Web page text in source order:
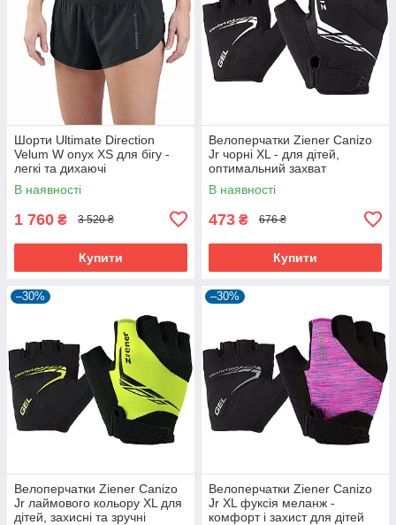
Шорти Ultimate Direction
Velum W onyx XS для бігу -
легкі та дихаючі
В наявності
1 760 ₴ 3 520 ₴
Купити
Велоперчатки Ziener Canizo
Jr чорні XL - для дітей,
оптимальний захват
В наявності
473 ₴ 676 ₴
Купити
–30%
Велоперчатки Ziener Canizo
Jr лаймового кольору XL для
дітей, захисні та зручні
–30%
Велоперчатки Ziener Canizo
Jr XL фуксія меланж -
комфорт і захист для дітей